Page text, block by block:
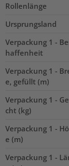
Rollenlänge
Ursprungsland
Verpackung 1 -
haffenheit
Verpackung 1 -
e, gefüllt (m)
Verpackung 1 -
cht (kg)
Verpackung 1 -
e (m)
Verpackung 1 -